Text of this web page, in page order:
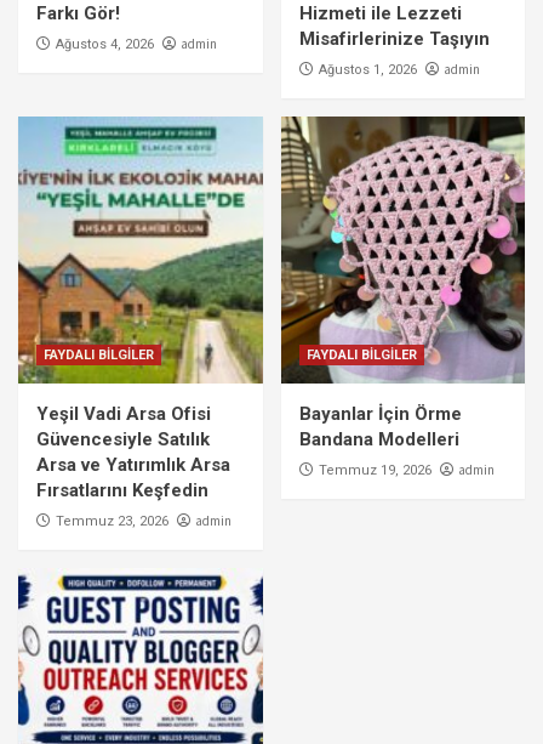
Farkı Gör!
Ağustos 4, 2026 admin
Hizmeti ile Lezzeti
Misafirlerinize Taşıyın
Ağustos 1, 2026 admin
FAYDALI BİLGİLER
Yeşil Vadi Arsa Ofisi
Güvencesiyle Satılık
Arsa ve Yatırımlık Arsa
Fırsatlarını Keşfedin
Temmuz 23, 2026 admin
FAYDALI BİLGİLER
Bayanlar İçin Örme
Bandana Modelleri
Temmuz 19, 2026 admin